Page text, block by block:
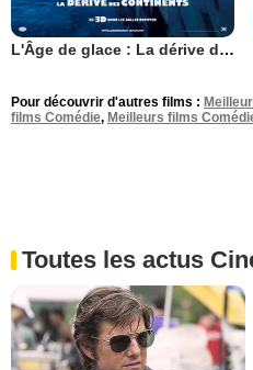
L'Âge de glace : La dérive des continents
Pour découvrir d'autres films :
films Comédie, Meilleurs films
Toutes les actus